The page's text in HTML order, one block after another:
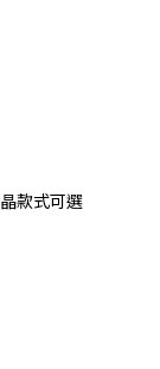
款式可選